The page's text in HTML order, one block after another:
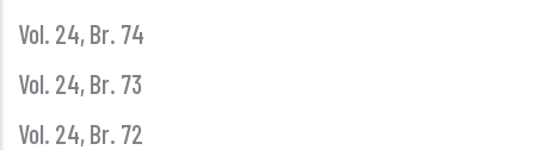
Vol. 24, Br. 74
Vol. 24, Br. 73
Vol. 24, Br. 72